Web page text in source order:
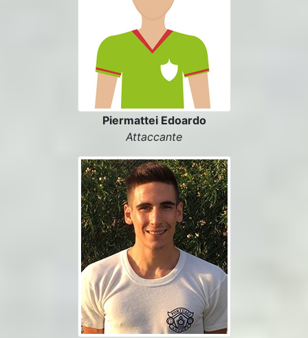
Piermattei Edoardo
Attaccante